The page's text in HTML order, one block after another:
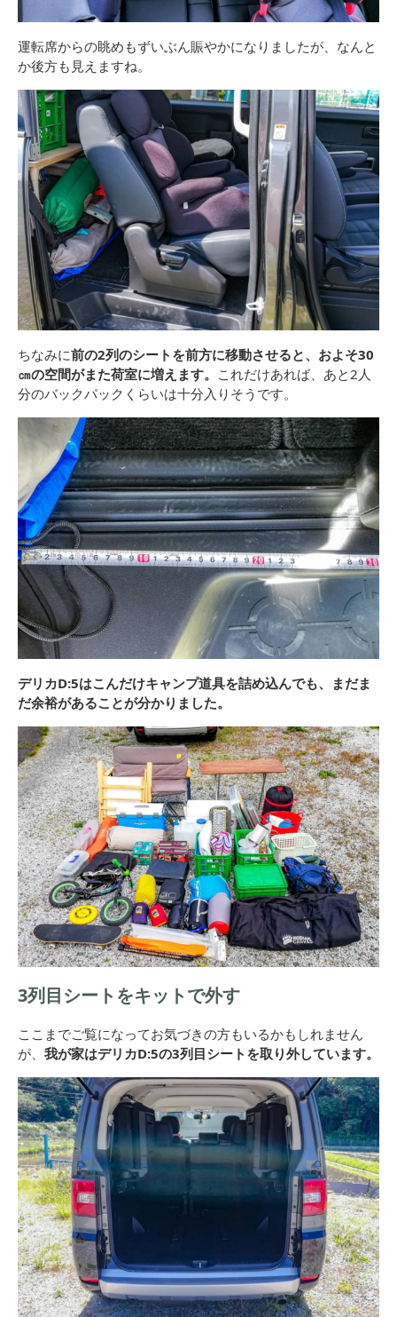
運転席からの眺めもずいぶん賑やかになりましたが、なんと
か後方も見えますね。
ちなみに前の2列のシートを前方に移動させると、およそ30
㎝の空間がまた荷室に増えます。 これだけあれば、あと2人
分のバックパックくらいは十分入りそうです。
デリカD:5はこんだけキャンプ道具を詰め込んでも、まだま
だ余裕があることが分かりました。
3列目シートをキットで外す
ここまでご覧になってお気づきの方もいるかもしれません
が、 我が家はデリカD:5の3列目シートを取り外しています。